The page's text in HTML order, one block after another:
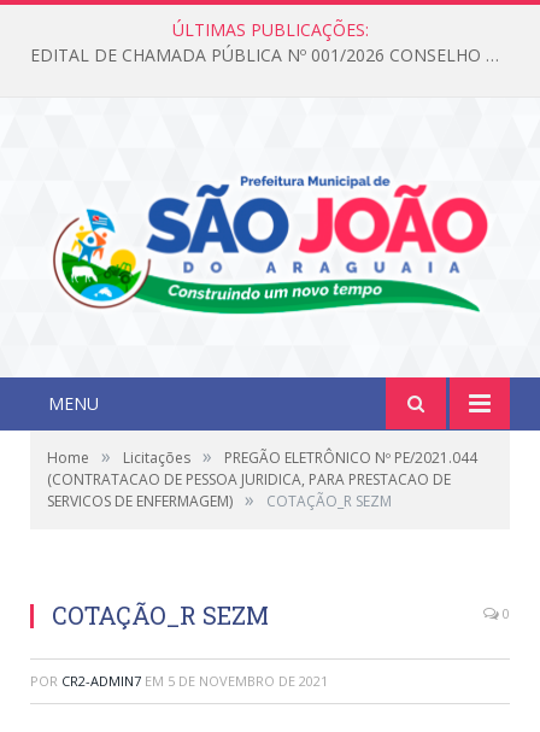
ÚLTIMAS PUBLICAÇÕES:
EDITAL DE CHAMADA PÚBLICA Nº 001/2026 CONSELHO DOS DIREITOS DA CRIANÇA E DO ADOLESCENTE
MENU
Home » Licitações »
PREGÃO ELETRÔNICO Nº PE/2021.044
(CONTRATACAO DE PESSOA JURIDICA, PARA PRESTACAO DE
SERVICOS DE ENFERMAGEM) » COTAÇÃO_R SEZM
COTAÇÃO_R SEZM 0
POR CR2-ADMIN7 EM 5 DE NOVEMBRO DE 2021